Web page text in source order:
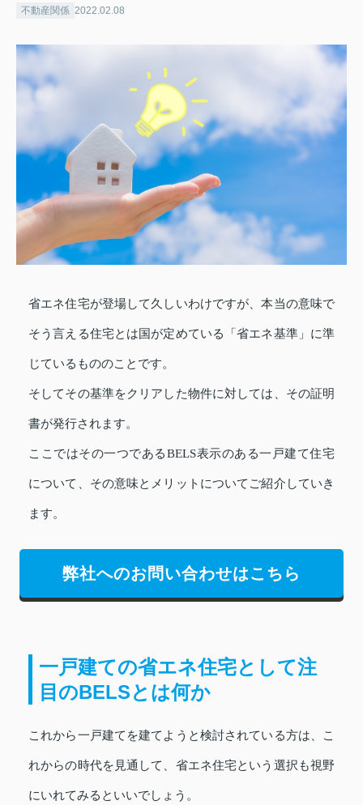
不動産関係 2022.02.08
省エネ住宅が登場して久しいわけですが、本当の意味で
そう言える住宅とは国が定めている「省エネ基準」に準
じているもののことです。
そしてその基準をクリアした物件に対しては、その証明
書が発行されます。
ここではその一つであるBELS表示のある一戸建て住宅
について、その意味とメリットについてご紹介していき
ます。
弊社へのお問い合わせはこちら
一戸建ての省エネ住宅として注
目のBELSとは何か
これから一戸建てを建てようと検討されている方は、こ
れからの時代を見通して、省エネ住宅という選択も視野
にいれてみるといいでしょう。